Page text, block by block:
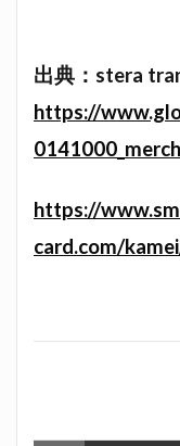
出典：stera
https://
https://
card.com/